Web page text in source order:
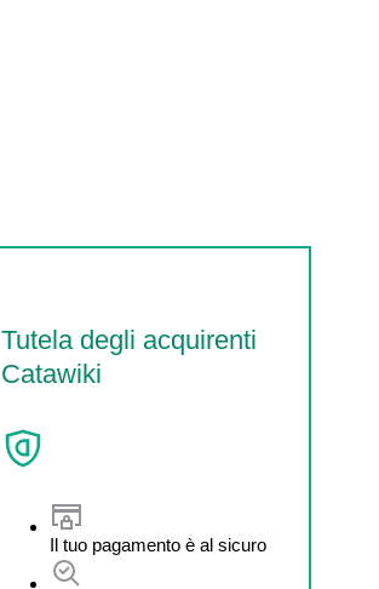
Tutela degli acquirenti
Catawiki
Il tuo pagamento è al sicuro